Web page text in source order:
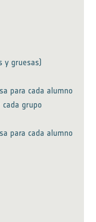
y gruesas)
para cada alumno
grupo
para cada alumno